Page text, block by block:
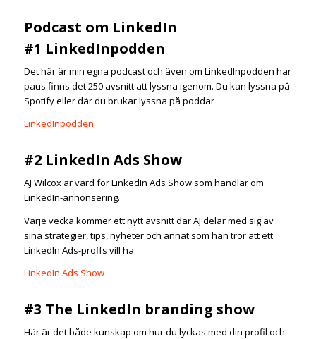
Podcast om LinkedIn
#1 LinkedInpodden
Det här är min egna podcast och även om LinkedInpodden har
paus finns det 250 avsnitt att lyssna igenom. Du kan lyssna på
Spotify eller där du brukar lyssna på poddar
LinkedInpodden
#2 LinkedIn Ads Show
AJ Wilcox är värd för LinkedIn Ads Show som handlar om
LinkedIn-annonsering.
Varje vecka kommer ett nytt avsnitt där AJ delar med sig av
sina strategier, tips, nyheter och annat som han tror att ett
LinkedIn Ads-proffs vill ha.
LinkedIn Ads Show
#3 The LinkedIn branding show
Här är det både kunskap om hur du lyckas med din profil och